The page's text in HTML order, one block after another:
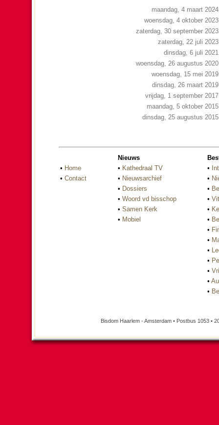
maandag, 4 maart 2024
woensdag, 4 oktober 2023
zaterdag, 30 september 2023
zaterdag, 22 juli 2023
dinsdag, 6 juli 2021
woensdag, 26 augustus 2020
woensdag, 15 mei 2019
dinsdag, 26 maart 2019
vrijdag, 1 september 2017
maandag, 5 oktober 2015
dinsdag, 25 augustus 2015
• Home
• Contact
Nieuws
• Kathedraal TV
• Nieuwsarchief
• Dossiers
• Woord vd bisschop
• Samen Kerk
• Mobiel
•
•
•
•
•
•
•
•
•
•
•
•
•
Bisdom Haarlem - Amsterdam • Postbus 1053 •